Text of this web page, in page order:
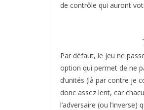
de contrôle qui auront
Par défaut, le jeu ne
option qui permet de ne
d’unités (là par contre je
donc assez lent, car
l’adversaire (ou